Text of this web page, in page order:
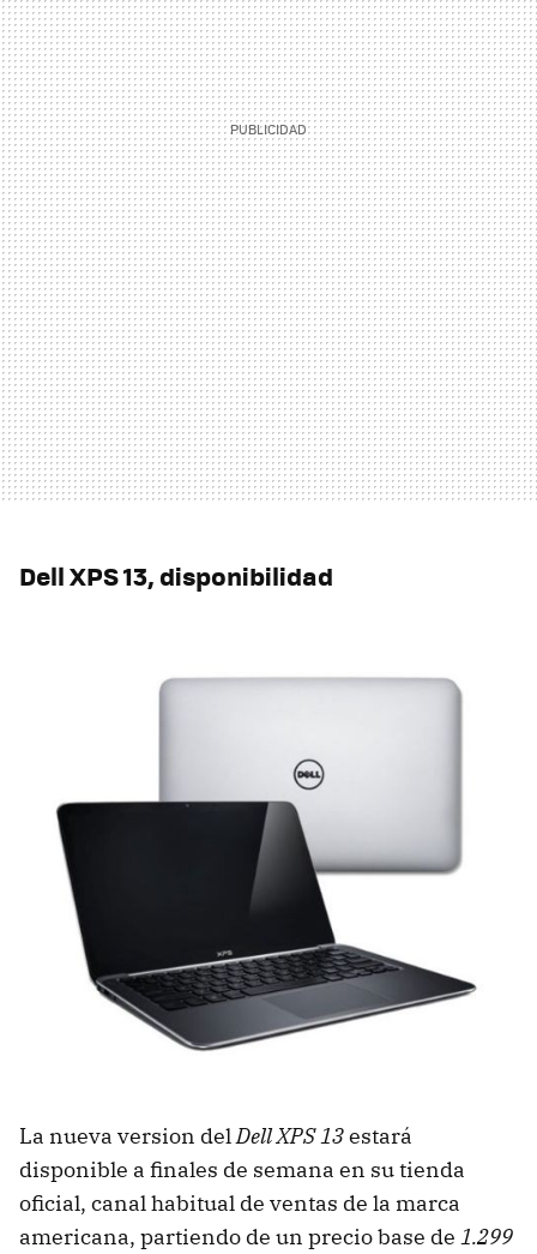
Dell XPS 13, disponibilidad
La nueva version delDell XPS 13estará
disponible a finales de semana en su tienda
oficial, canal habitual de ventas de la marca
americana, partiendo de un precio base de 1.299